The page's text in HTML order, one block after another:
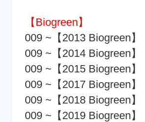
【Biogreen】
009 ~【2013 Biogreen】
009 ~【2014 Biogreen】
009 ~【2015 Biogreen】
009 ~【2017 Biogreen】
009 ~【2018 Biogreen】
009 ~【2019 Biogreen】